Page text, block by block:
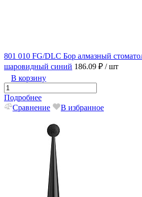
801 010 FG/DLC Бор алмазный
шаровидный синий 186.09 ₽ / шт
В корзину
Подробнее
Сравнение
В избранное